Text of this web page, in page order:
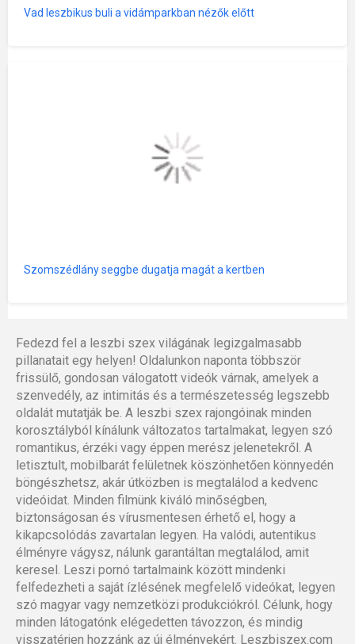
Vad leszbikus buli a vidámparkban nézők előtt
Szomszédlány seggbe dugatja magát a kertben
Fedezd fel a leszbi szex világának legizgalmasabb
pillanatait egy helyen! Oldalunkon naponta többször
frissülő, gondosan válogatott videók várnak, amelyek a
szenvedély, az intimitás és a természetesség legszebb
oldalát mutatják be. A leszbi szex rajongóinak minden
korosztályból kínálunk változatos tartalmakat, legyen szó
romantikus, érzéki vagy éppen merész jelenetekről. A
letisztult, mobilbarát felületnek köszönhetően könnyedén
böngészhetsz, akár útközben is megtalálod a kedvenc
videóidat. Minden filmünk kiváló minőségben,
biztonságosan és vírusmentesen érhető el, hogy a
kikapcsolódás zavartalan legyen. Ha valódi, autentikus
élményre vágysz, nálunk garantáltan megtalálod, amit
keresel. Leszi pornó tartalmaink között mindenki
felfedezheti a saját ízlésének megfelelő videókat, legyen
szó magyar vagy nemzetközi produkciókról. Célunk, hogy
minden látogatónk elégedetten távozzon, és mindig
visszatérjen hozzánk az új élményekért. Leszbiszex.com